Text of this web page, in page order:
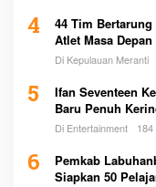
4
44 Tim
Atlet Masa Depan
Di Kepulauan Meranti
5
Ifan Seventeen
Baru Penuh
Di Entertainment 184
6
Pemkab
Siapkan 50